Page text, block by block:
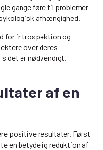
gange føre til problemer
afhængighed.
for introspektion og
over deres
det er nødvendigt.
af en
positive resultater. Først
en betydelig reduktion af